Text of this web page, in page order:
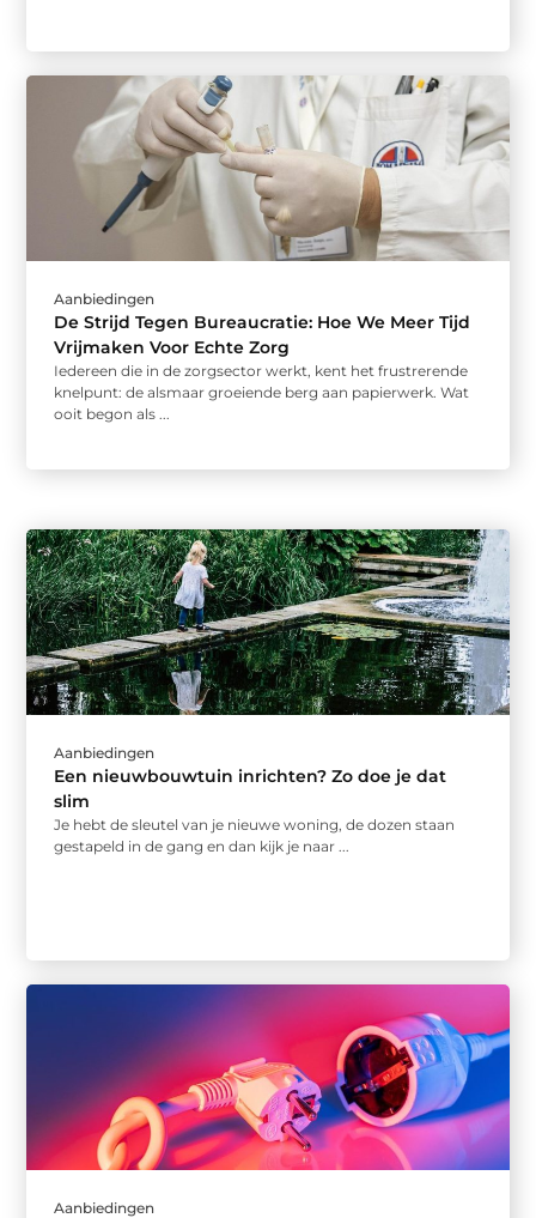
Aanbiedingen
De Strijd Tegen Bureaucratie: Hoe We Meer Tijd
Vrijmaken Voor Echte Zorg
Iedereen die in de zorgsector werkt, kent het frustrerende
knelpunt: de alsmaar groeiende berg aan papierwerk. Wat
ooit begon als ...
Aanbiedingen
Een nieuwbouwtuin inrichten? Zo doe je dat
slim
Je hebt de sleutel van je nieuwe woning, de dozen staan
gestapeld in de gang en dan kijk je naar ...
Aanbiedingen